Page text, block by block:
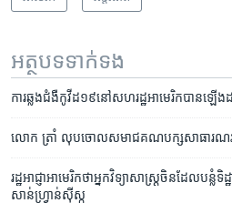
អត្ថបទ​ទាក់ទង
ការឆ្លង​ជំងឺ​កូវីដ​១៩​នៅ​សហរដ្ឋ​អាមេរិក​បាន​ឡ
លោក ត្រាំ លុប​ចោល​សមាជ​គណបក្ស​សាធារណរដ្ឋ​
រដ្ឋអាជ្ញា​អាមេរិក​ថា​អ្នក​វិទ្យាសាស្ត្រ​ចិន​ដែល​​​ប
សាន់ហ្វ្រាន់ស៊ីស្កូ